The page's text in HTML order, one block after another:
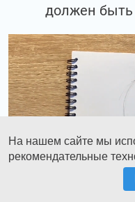
должен быть
На нашем сайте мы
рекомендательные